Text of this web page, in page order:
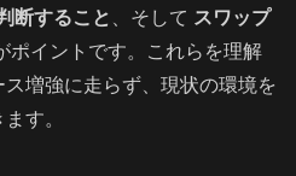
断すること
、そして スワップ
ポイントです。これらを理解
増強に走らず、現状の環境を
す。